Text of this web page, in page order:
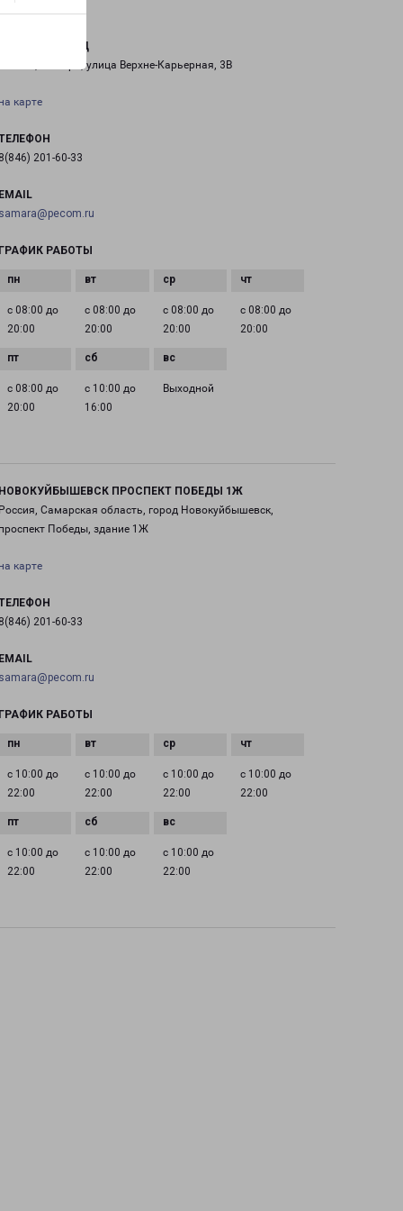
ЗАПАД
Самара, улица Верхне-Карьерная, 3В
карте
201-60-33
РАБОТЫ
с 08:00 до
20:00
с 08:00 до
20:00
с 08:00 до
20:00
с 08:00 до
20:00
с 08:00 до
20:00
с 10:00 до
16:00
Выходной
ПРОСПЕКТ ПОБЕДЫ 1Ж
Самарская область, город Новокуйбышевск,
Победы, здание 1Ж
карте
201-60-33
РАБОТЫ
с 10:00 до
22:00
с 10:00 до
22:00
с 10:00 до
22:00
с 10:00 до
22:00
с 10:00 до
22:00
с 10:00 до
22:00
с 10:00 до
22:00